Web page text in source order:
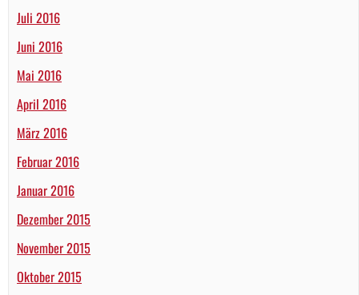
Juli 2016
Juni 2016
Mai 2016
April 2016
März 2016
Februar 2016
Januar 2016
Dezember 2015
November 2015
Oktober 2015